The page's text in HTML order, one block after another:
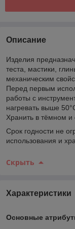
Описание
Изделия
теста, мастики,
механическим
Перед первым
работы с
нагревать выше
Хранить в тёмном и
Срок годности не
использования и
Скрыть
Характеристики
Основные